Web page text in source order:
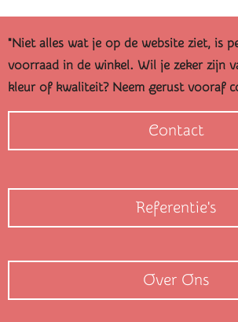
"Niet alles wat je op de website ziet, is
voorraad in de winkel. Wil je zeker zijn
kleur of kwaliteit? Neem gerust vooraf
Contact
Referentie's
Over Ons